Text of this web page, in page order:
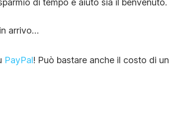
arrivo…
PayPal! Può bastare anche il costo di un